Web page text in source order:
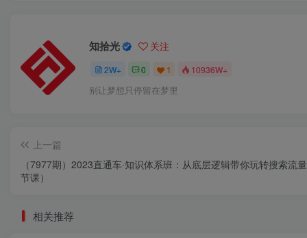
知拾光 关注
2W+ 0 1 10936W+
别让梦想只停留在梦里
上一篇
（7977期）2023直通车·知识体系班：从底层逻辑带你玩转搜索流
节课）
相关推荐